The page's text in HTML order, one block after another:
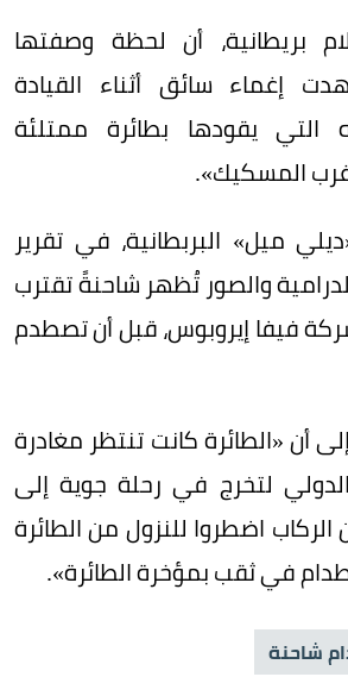
بريطانية، أن لحظة وصفتها
إغماء سائق أثناء القيادة
التي يقودها بطائرة ممتلئة
المسكيك».
ميل» البربطانية، في تقرير
والصور تُظهر شاحنةً تقترب
فيفا إيروبوس، قبل أن تصطدم
أن «الطائرة كانت تنتظر مغادرة
الدولي لتخرج في رحلة جوية إلى
اضطروا للنزول من الطائرة
في ثقب بمؤخرة الطائرة».
شاحنة